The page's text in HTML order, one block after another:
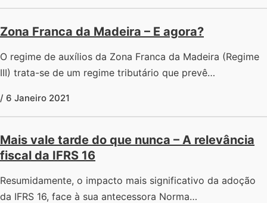
Zona Franca da Madeira – E agora?
O regime de auxílios da Zona Franca da Madeira (Regime
III) trata-se de um regime tributário que prevê…
/ 6 Janeiro 2021
Mais vale tarde do que nunca – A relevância
fiscal da IFRS 16
Resumidamente, o impacto mais significativo da adoção
da IFRS 16, face à sua antecessora Norma…